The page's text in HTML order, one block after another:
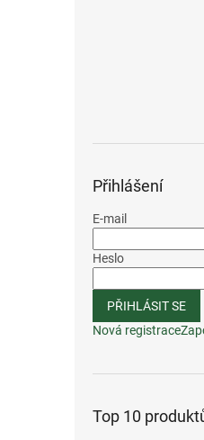
Přihlášení
E-mail
Heslo
PŘIHLÁSIT SE
Nová registrace
Top 10